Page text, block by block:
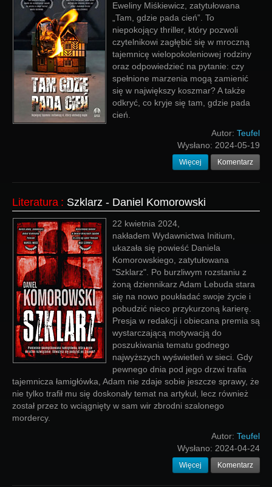
Eweliny Miśkiewicz, zatytułowana
„Tam, gdzie pada cień”. To
niepokojący thriller, który pozwoli
czytelnikowi zagłębić się w mroczną
tajemnicę wielopokoleniowej rodziny
oraz odpowiedzieć na pytanie: czy
spełnione marzenia mogą zamienić
się w największy koszmar? A także
odkryć, co kryje się tam, gdzie pada
cień.
Autor: Teufel
Wysłano: 2024-05-19
Więcej Komentarz
Literatura : Szklarz - Daniel Komorowski
22 kwietnia 2024,
nakładem Wydawnictwa Initium,
ukazała się powieść Daniela
Komorowskiego, zatytułowana
"Szklarz". Po burzliwym rozstaniu z
żoną dziennikarz Adam Lebuda stara
się na nowo poukładać swoje życie i
pobudzić nieco przykurzoną karierę.
Presja w redakcji i obiecana premia są
wystarczającą motywacją do
poszukiwania tematu godnego
najwyższych wyświetleń w sieci. Gdy
pewnego dnia pod jego drzwi trafia
tajemnicza łamigłówka, Adam nie zdaje sobie jeszcze sprawy, że
nie tylko trafił mu się doskonały temat na artykuł, lecz również
został przez to wciągnięty w sam wir zbrodni szalonego
mordercy.
Autor: Teufel
Wysłano: 2024-04-24
Więcej Komentarz